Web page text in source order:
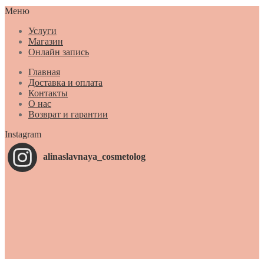
Меню
Услуги
Магазин
Онлайн запись
Главная
Доставка и оплата
Контакты
О нас
Возврат и гарантии
Instagram
alinaslavnaya_cosmetolog